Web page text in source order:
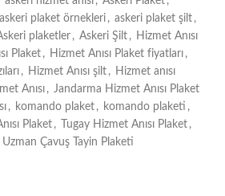
askeri plaket örnekleri , askeri plaket şilt ,
plaketler , Askeri Şilt , Hizmet Anısı
Plaket , Hizmet Anısı Plaket fiyatları ,
, Hizmet Anısı şilt , Hizmet anısı
Anısı , Jandarma Hizmet Anısı Plaket
, komando plaket , komando plaketi ,
Plaket , Tugay Hizmet Anısı Plaket ,
Uzman Çavuş Tayin Plaketi